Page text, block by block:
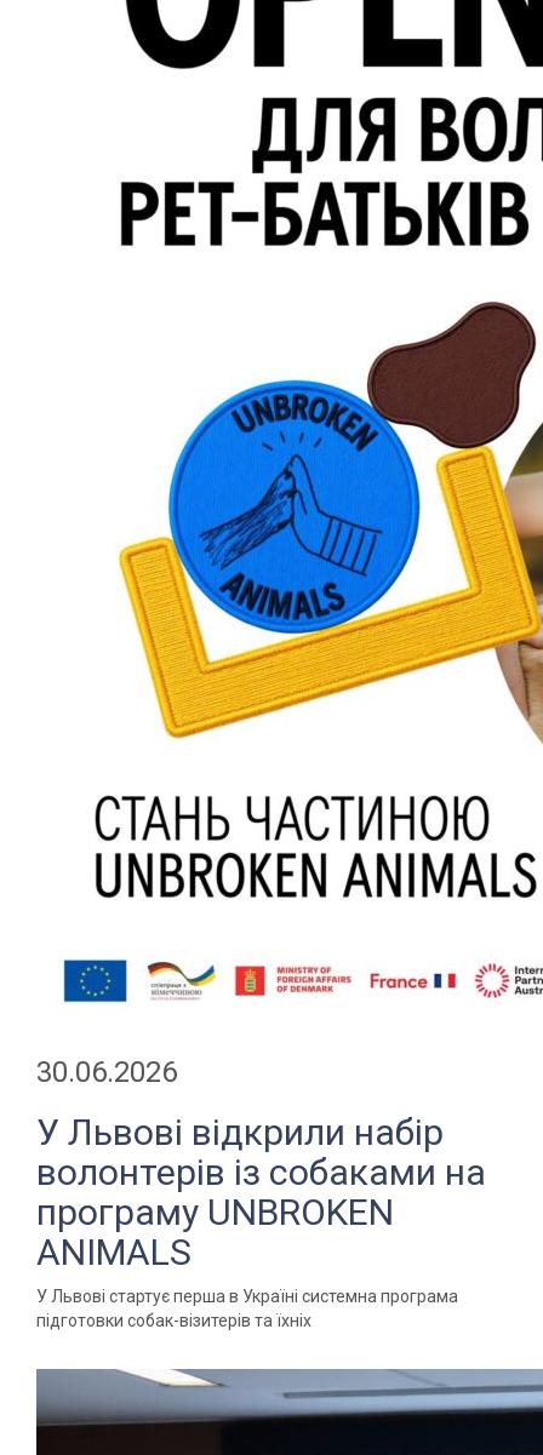
30.06.2026
У Львові відкрили набір
волонтерів із собаками на
програму UNBROKEN
ANIMALS
У Львові стартує перша в Україні системна програма
підготовки собак-візитерів та їхніх